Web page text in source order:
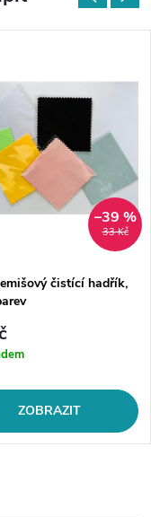
33 Kč
–39 %
čistící hadřík,
ZOBRAZIT